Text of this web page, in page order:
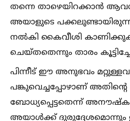
തന്നെ താഴെയിറക്കാൻ
അയാളുടെ പക്കലുണ്ടായിരുന്ന
നല്‍കി കൈവീശി
ചെയ്തതെന്നും താരം
പിന്നീട് ഈ അനുഭവം
പങ്കുവെച്ചപ്പോഴാണ്
ബോധ്യപ്പെട്ടതെന്ന് അനൗഷ്ക
അയാള്‍ക്ക് ദുരുദ്ദേശമൊന്നും